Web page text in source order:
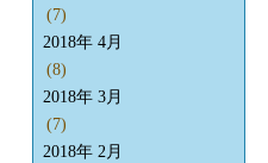
(7)
2018年 4月
(8)
2018年 3月
(7)
2018年 2月